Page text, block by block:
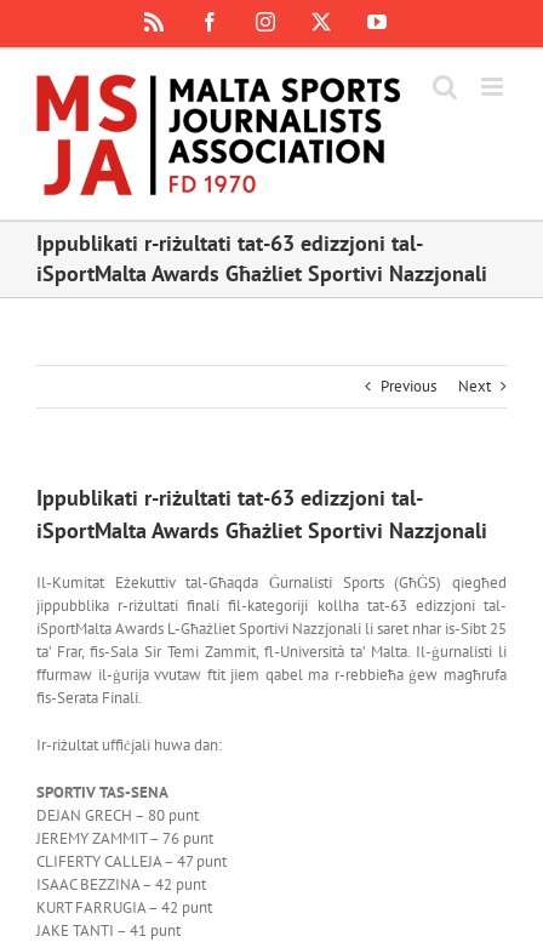
content
FacebookInstagram YouTube
Ippublikati r-riżultati tat-63 edizzjoni tal-
iSportMalta Awards Għażliet Sportivi Nazzjonali
Previous Next
Ippublikati r-riżultati tat-63 edizzjoni tal-
iSportMalta Awards Għażliet Sportivi Nazzjonali
Il-Kumitat Eżekuttiv tal-Għaqda Ġurnalisti Sports (GħĠS) qiegħed
jippubblika r-riżultati finali fil-kategoriji kollha tat-63 edizzjoni tal-
iSportMalta Awards L-Għażliet Sportivi Nazzjonali li saret nhar is-Sibt 25
ta’ Frar, fis-Sala Sir Temi Zammit, fl-Università ta’ Malta. Il-ġurnalisti li
ffurmaw il-ġurija vvutaw ftit jiem qabel ma r-rebbieħa ġew magħrufa
fis-Serata Finali.
Ir-riżultat uffiċjali huwa dan:
SPORTIV TAS-SENA
DEJAN GRECH – 80 punt
JEREMY ZAMMIT – 76 punt
CLIFERTY CALLEJA – 47 punt
ISAAC BEZZINA – 42 punt
KURT FARRUGIA – 42 punt
JAKE TANTI – 41 punt